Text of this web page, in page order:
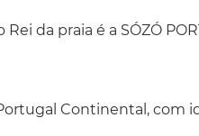
da praia é a SÓZÓ
Continental, com